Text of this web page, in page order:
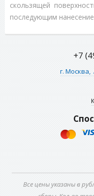
скользящей
последующим
+7
г. Москва,
Все цены указаны в